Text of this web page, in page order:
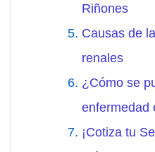
Riñones
Causas de
renales
¿Cómo se
enfermedad
¡Cotiza tu